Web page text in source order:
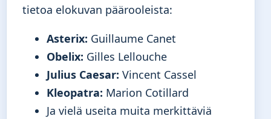
tietoa elokuvan päärooleista:
Asterix: Guillaume Canet
Obelix: Gilles Lellouche
Julius Caesar: Vincent Cassel
Kleopatra: Marion Cotillard
Ja vielä useita muita merkittäviä